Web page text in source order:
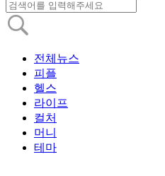
전체뉴스
피플
헬스
라이프
컬처
머니
테마